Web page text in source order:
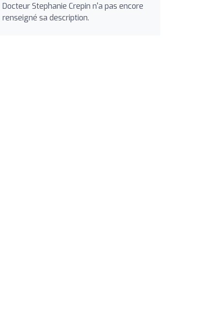
Docteur Stephanie Crepin n'a pas encore
renseigné sa description.